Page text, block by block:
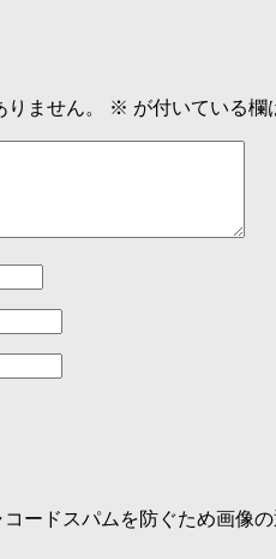
ません。 ※ が付いている欄
ード スパムを防ぐため画像